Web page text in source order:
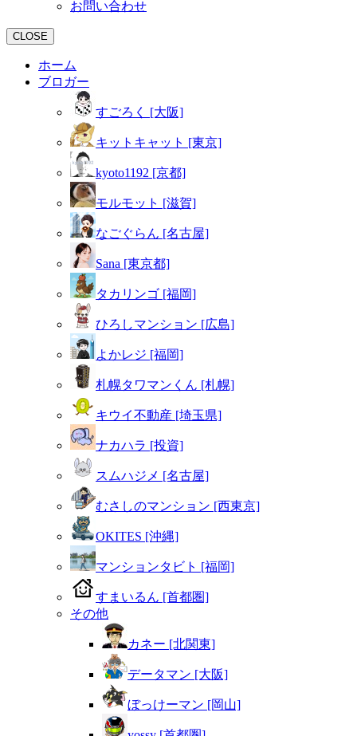
お問い合わせ
CLOSE
ホーム
ブロガー
すごろく [大阪]
キットキャット [東京]
kyoto1192 [京都]
モルモット [滋賀]
なごぐらん [名古屋]
Sana [東京都]
タカリンゴ [福岡]
ひろしマンション [広島]
よかレジ [福岡]
札幌タワマンくん [札幌]
キウイ不動産 [埼玉県]
ナカハラ [投資]
スムハジメ [名古屋]
むさしのマンション [西東京]
OKITES [沖縄]
マンションタビト [福岡]
すまいるん [首都圏]
その他
カネー [北関東]
データマン [大阪]
ぼっけーマン [岡山]